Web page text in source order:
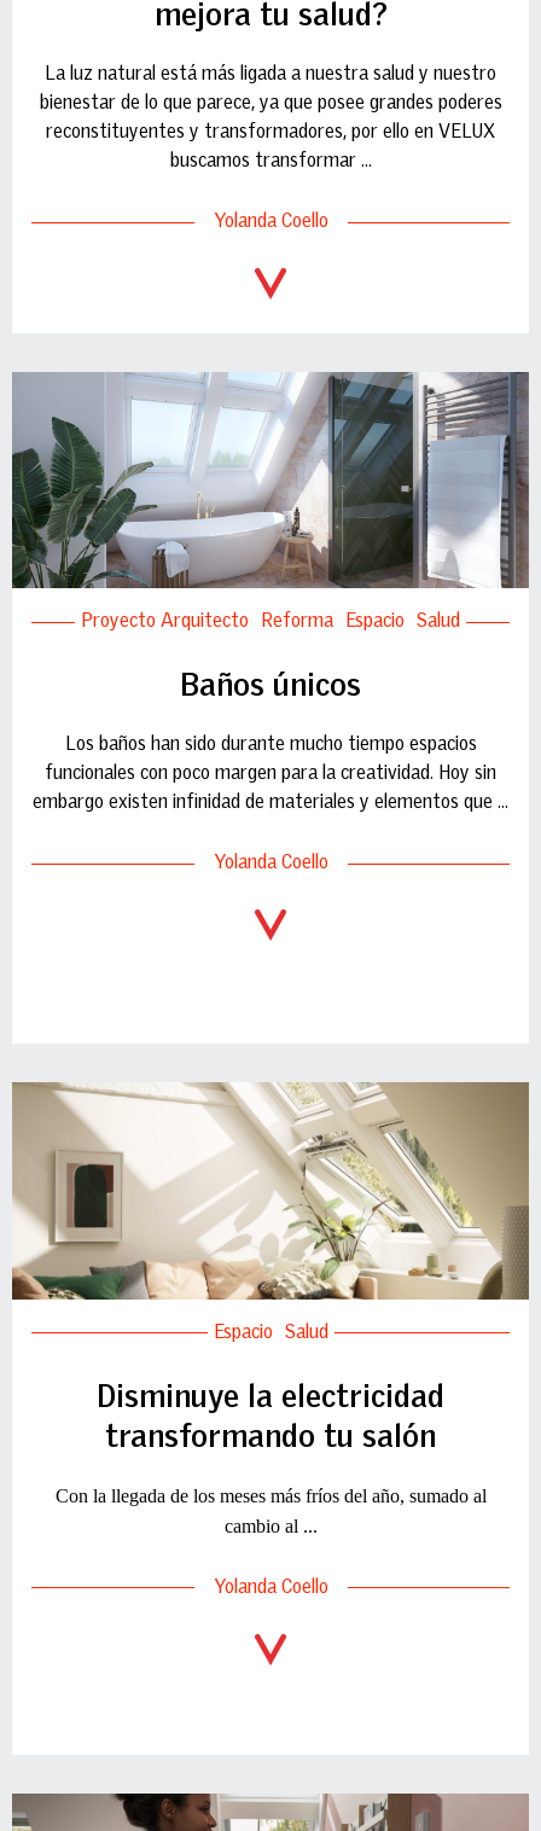
mejora tu salud?
La luz natural está más ligada a nuestra salud y nuestro
bienestar de lo que parece, ya que posee grandes poderes
reconstituyentes y transformadores, por ello en VELUX
buscamos transformar ...
Yolanda Coello
Proyecto Arquitecto Reforma Espacio Salud
Baños únicos
Los baños han sido durante mucho tiempo espacios
funcionales con poco margen para la creatividad. Hoy sin
embargo existen infinidad de materiales y elementos que ...
Yolanda Coello
Espacio Salud
Disminuye la electricidad
transformando tu salón
Con la llegada de los meses más fríos del año, sumado al
cambio al ...
Yolanda Coello